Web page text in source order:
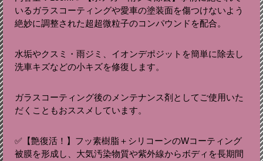
いるガラスコーティングや愛車の塗装面を傷つけないよう
絶妙に調整された超超微粒子のコンパウンドを配合。
水垢やクスミ・雨ジミ、イオンデポジットを簡単に除去し
洗車キズなどの小キズを修復します。
ガラスコーティング後のメンテナンス剤としてご使用いた
だくこともおススメしています。
✅【艶復活！】フッ素樹脂＋シリコーンのWコーティング
被膜を形成し、大気汚染物質や紫外線からボディを長期間